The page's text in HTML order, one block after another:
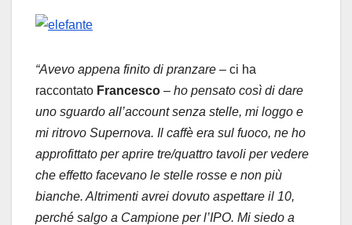
“Avevo appena finito di pranzare – ci ha
raccontato Francesco – ho pensato così di dare
uno sguardo all’account senza stelle, mi loggo e
mi ritrovo Supernova. Il caffè era sul fuoco, ne ho
approfittato per aprire tre/quattro tavoli per vedere
che effetto facevano le stelle rosse e non più
bianche. Altrimenti avrei dovuto aspettare il 10,
perché salgo a Campione per l’IPO. Mi siedo a